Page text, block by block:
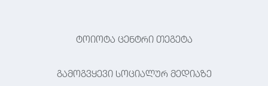
ტოიოტა ცენტრი თეგეტა
გამოგვყევი სოციალურ მედიაზე